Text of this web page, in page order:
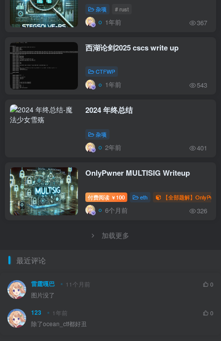
杂项 # rust
1年前 367
西湖论剑2025 cscs write up
CTFWP
1年前 543
2024 年终总结
杂项
2年前 401
OnlyPwner MULTISIG Writeup
付费阅读 ￥ 100 eth 【全部题解】
6个月前 326
加载更多
最近评论
雷霆嘎巴 11个月前
0
图片没了
123 1年前
0
除了ocean_ctf都好丑